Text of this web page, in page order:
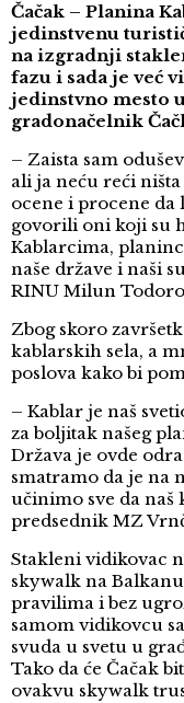
Čačak – Planina
jedinstvenu
na izgradnji
fazu i sada je već
jedinstvno mesto
gradonačelnik
– Zaista sam
ali ja neću reći
ocene i procene
govorili oni koji su
Kablarcima,
naše države i naši
RINU Milun
Zbog skoro
kablarskih sela, a
poslova kako bi
– Kablar je naš
za boljitak našeg
Država je ovde
smatramo da je na
učinimo sve da naš
predsednik MZ
Stakleni vidikovac
skywalk na
pravilima i bez
samom vidikovcu
svuda u svetu u
Tako da će Čačak
ovakvu skywalk